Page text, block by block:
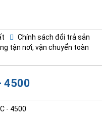
Chính sách đổi trả sản
tận nơi, vận chuyển toàn
4500
- 4500